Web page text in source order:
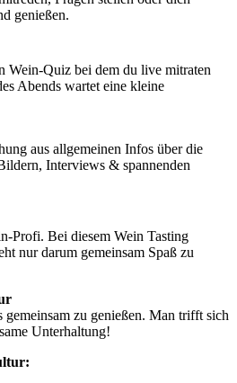
genießen.
Wein-Quiz bei dem du live mitraten
Abends wartet eine kleine
aus allgemeinen Infos über die
Interviews & spannenden
Profi. Bei diesem Wein Tasting
nur darum gemeinsam Spaß zu
gemeinsam zu genießen. Man trifft sich
Unterhaltung!